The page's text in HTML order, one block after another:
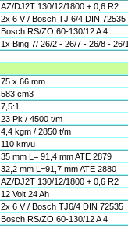
AZ/DJ2T 130/12/1800 + 0,6 R2
2x 6 V / Bosch TJ 6/4 DIN 72535
Bosch RS/ZO 60-130/12 A 4
1x Bing 7/ 26/2 - 26/7 - 26/8 - 26/
75 x 66 mm
583 cm3
7,5:1
23 Pk / 4500 t/m
4,4 kgm / 2850 t/m
110 km/u
35 mm L= 91,4 mm ATE 2879
32,2 mm L=91,7 mm ATE 2880
AZ/DJ2T 130/12/1800 + 0,6 R2
12 Volt 24 Ah
2x 6 V / Bosch TJ6/4 DIN 72535
Bosch RS/ZO 60-130/12 A 4